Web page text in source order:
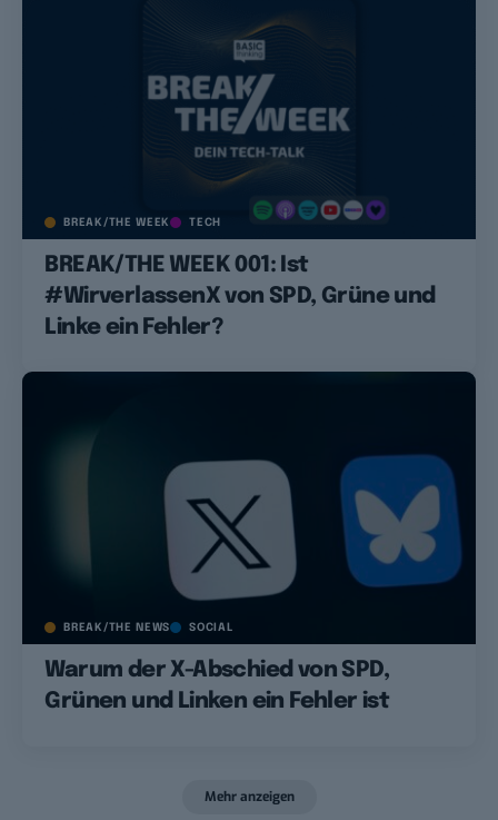
BREAK/THE WEEK TECH
BREAK/THE WEEK 001: Ist
#WirverlassenX von SPD, Grüne und
Linke ein Fehler?
BREAK/THE NEWS SOCIAL
Warum der X-Abschied von SPD,
Grünen und Linken ein Fehler ist
Mehr anzeigen